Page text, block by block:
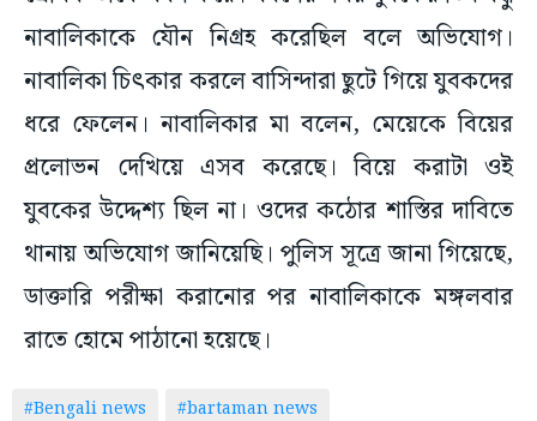
নাবালিকাকে যৌন নিগ্রহ করেছিল বলে অভিযোগ।
নাবালিকা চিৎকার করলে বাসিন্দারা ছুটে গিয়ে যুবকদের
ধরে ফেলেন। নাবালিকার মা বলেন, মেয়েকে বিয়ের
প্রলোভন দেখিয়ে এসব করেছে। বিয়ে করাটা ওই
যুবকের উদ্দেশ্য ছিল না। ওদের কঠোর শাস্তির দাবিতে
থানায় অভিযোগ জানিয়েছি। পুলিস সূত্রে জানা গিয়েছে,
ডাক্তারি পরীক্ষা করানোর পর নাবালিকাকে মঙ্গলবার
রাতে হোমে পাঠানো হয়েছে।
#Bengali news #bartaman news